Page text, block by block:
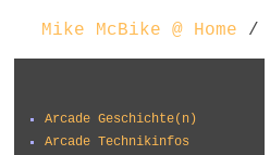
Mike McBike @ Home /
Arcade Geschichte(n)
Arcade Technikinfos